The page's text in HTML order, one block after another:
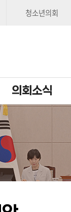
청소년의회
의회소식